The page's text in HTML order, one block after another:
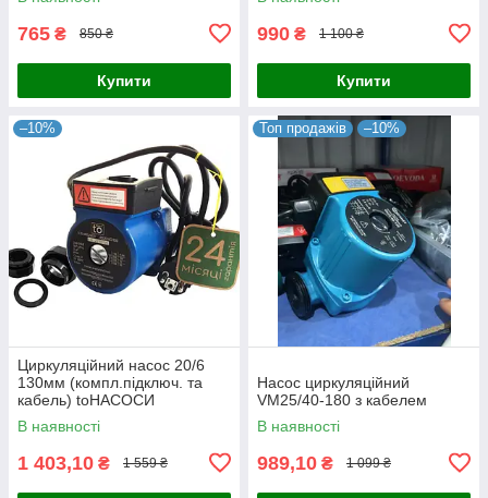
765 ₴ 850 ₴
Купити
990 ₴ 1 100 ₴
Купити
–10%
Циркуляційний насос 20/6
130мм (компл.підключ. та
кабель) toНАСОСИ
В наявності
1 403,10 ₴ 1 559 ₴
Топ продажів –10%
Насос циркуляційний
VM25/40-180 з кабелем
В наявності
989,10 ₴ 1 099 ₴